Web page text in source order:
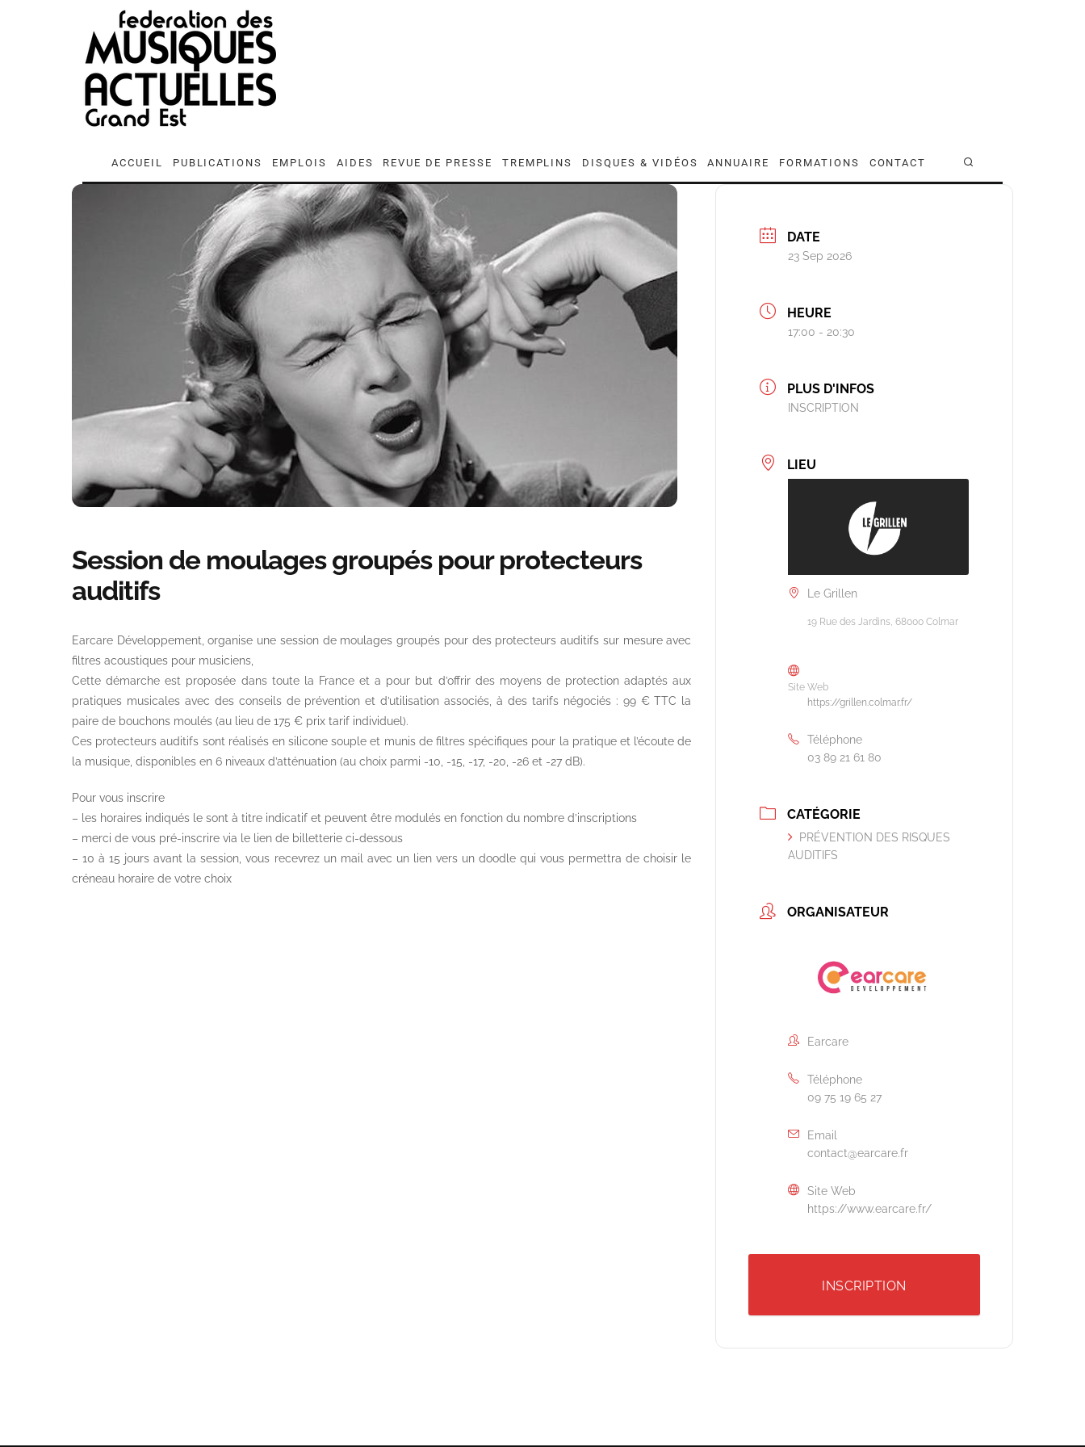
ACCUEIL PUBLICATIONS EMPLOIS AIDES REVUE DE PRESSE TREMPLINS DISQUES & VIDÉOS ANNUAIRE FORMATIONS CONTACT
Session de moulages groupés pour protecteurs
auditifs
Earcare Développement, organise une session de moulages groupés pour des protecteurs auditifs sur mesure avec
filtres acoustiques pour musiciens,
Cette démarche est proposée dans toute la France et a pour but d’offrir des moyens de protection adaptés aux
pratiques musicales avec des conseils de prévention et d’utilisation associés, à des tarifs négociés : 99 € TTC la
paire de bouchons moulés (au lieu de 175 € prix tarif individuel).
Ces protecteurs auditifs sont réalisés en silicone souple et munis de filtres spécifiques pour la pratique et l’écoute de
la musique, disponibles en 6 niveaux d’atténuation (au choix parmi -10, -15, -17, -20, -26 et -27 dB).
Pour vous inscrire
– les horaires indiqués le sont à titre indicatif et peuvent être modulés en fonction du nombre d’inscriptions
– merci de vous pré-inscrire via le lien de billetterie ci-dessous
– 10 à 15 jours avant la session, vous recevrez un mail avec un lien vers un doodle qui vous permettra de choisir le
créneau horaire de votre choix
DATE
23 Sep 2026
HEURE
17:00 - 20:30
PLUS D'INFOS
INSCRIPTION
LIEU
Le Grillen
19 Rue des Jardins, 68000 Colmar
Site Web
https://grillen.colmar.fr/
Téléphone
03 89 21 61 80
CATÉGORIE
PRÉVENTION DES RISQUES
AUDITIFS
ORGANISATEUR
Earcare
Téléphone
09 75 19 65 27
Email
contact@earcare.fr
Site Web
https://www.earcare.fr/
INSCRIPTION